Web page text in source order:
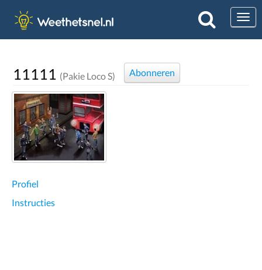
11111 (Pakie Loco S) Abonneren
Profiel
Instructies